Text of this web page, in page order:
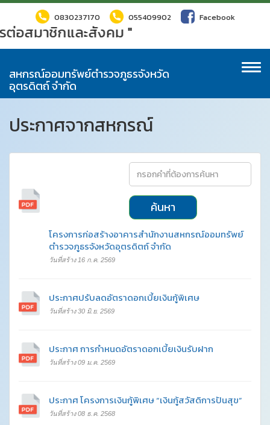
0830237170 055409902 Facebook
อสมาชิกและสังคม "
สหกรณ์ออมทรัพย์ตำรวจภูธรจังหวัด
อุตรดิตถ์ จำกัด
ประกาศจากสหกรณ์
ค้นหา
โครงการก่อสร้างอาคารสำนักงานสหกรณ์ออมทรัพย์
ตำรวจภูธรจังหวัดอุตรดิตถ์ จำกัด
วันที่สร้าง 16 ก.ค. 2569
ประกาศปรับลดอัตราดอกเบี้ยเงินกู้พิเศษ
วันที่สร้าง 30 มิ.ย. 2569
ประกาศ การกำหนดอัตราดอกเบี้ยเงินรับฝาก
วันที่สร้าง 09 ม.ค. 2569
ประกาศ โครงการเงินกู้พิเศษ “เงินกู้สวัสดิการปันสุข”
วันที่สร้าง 08 ธ.ค. 2568